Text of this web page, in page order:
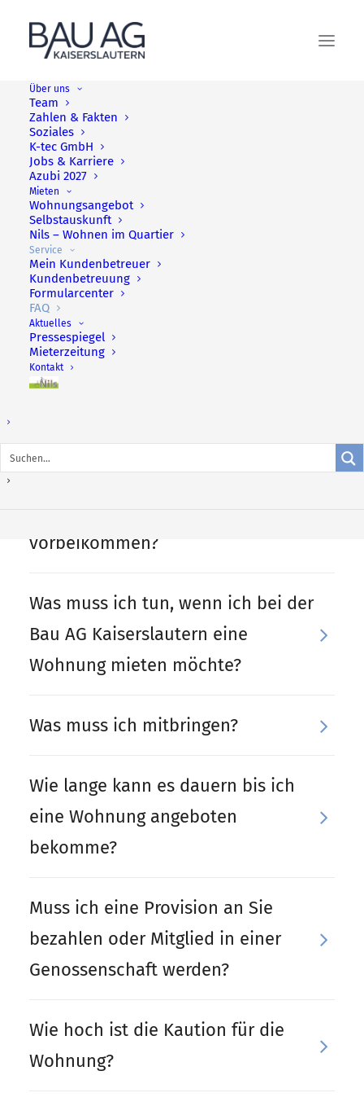
Über uns
Team
Zahlen & Fakten
Soziales
K-tec GmbH
Jobs & Karriere
Azubi 2027
Mieten
Wohnungsangebot
Selbstauskunft
Nils – Wohnen im Quartier
Service
Mein Kundenbetreuer
Kundenbetreuung
Formularcenter
FAQ
Aktuelles
Pressespiegel
Mieterzeitung
Kontakt
im
FAQ
Sie haben Fragen und wissen
nicht weiter?
Dann schauen Sie mal in
unserem FAQ vorbei!
Wie sind Ihre Öffnungszeiten?
vorbeikommen?
Was muss ich tun, wenn ich bei der
Bau AG Kaiserslautern eine
Wohnung mieten möchte?
Was muss ich mitbringen?
Wie lange kann es dauern bis ich
eine Wohnung angeboten
bekomme?
Muss ich eine Provision an Sie
bezahlen oder Mitglied in einer
Genossenschaft werden?
Wie hoch ist die Kaution für die
Wohnung?